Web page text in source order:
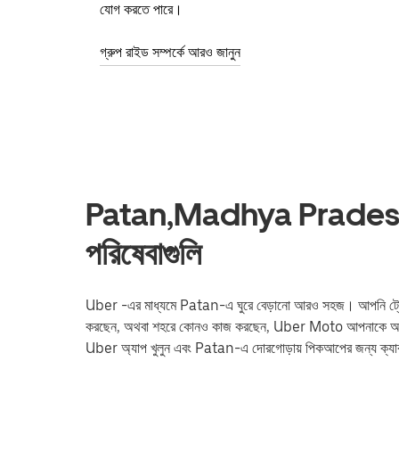
যোগ করতে পারে।
গ্রুপ রাইড সম্পর্কে আরও জানুন
Patan,Madhya
পরিষেবাগুলি
Uber -এর মাধ্যমে Patan-এ ঘুরে বেড়ানো আরও সহজ। আপনি ট্রেন
করছেন, অথবা শহরে কোনও কাজ করছেন, Uber Moto আপনাকে
Uber অ্যাপ খুলুন এবং Patan-এ দোরগোড়ায় পিকআপের জন্য